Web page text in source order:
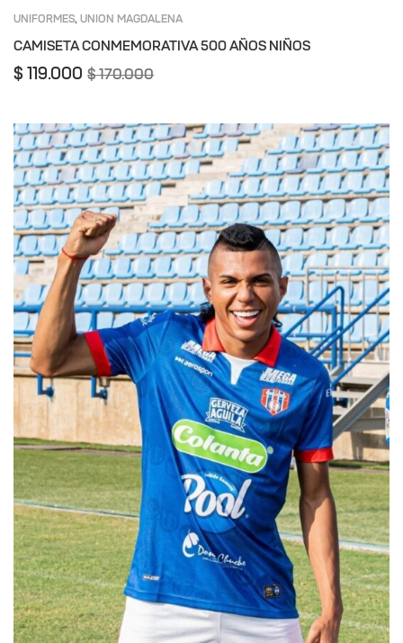
UNIFORMES, UNION MAGDALENA
CAMISETA CONMEMORATIVA 500 AÑOS NIÑOS
$170.000
$ 119.000